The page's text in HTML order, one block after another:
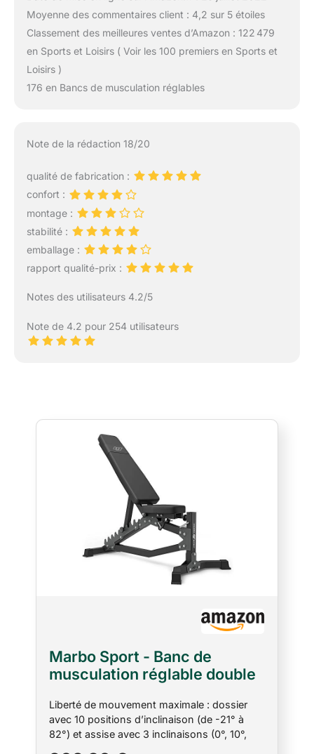
Moyenne des commentaires client : 4,2 sur 5 étoiles
Classement des meilleures ventes d’Amazon : 122 479
en Sports et Loisirs ( Voir les 100 premiers en Sports et
Loisirs )
176 en Bancs de musculation réglables
Note de la rédaction 18/20
qualité de fabrication :
confort :
montage :
stabilité :
emballage :
rapport qualité-prix :
Notes des utilisateurs 4.2/5
Note de 4.2 pour 254 utilisateurs
Marbo Sport - Banc de
musculation réglable double
assise 3 inclinaisons,
structure acier robuste,
capacité 300 kg,
Liberté de mouvement maximale : dossier
avec 10 positions d’inclinaison (de -21° à
82°) et assise avec 3 inclinaisons (0°, 10°,